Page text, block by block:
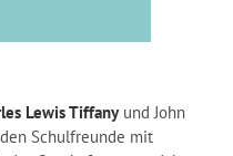
Lewis Tiffanyund John
Schulfreunde mit